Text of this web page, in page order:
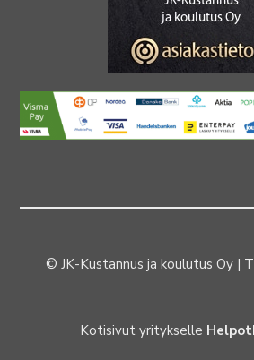
© JK-Kustannus ja koulutus Oy |
Kotisivut yritykselle